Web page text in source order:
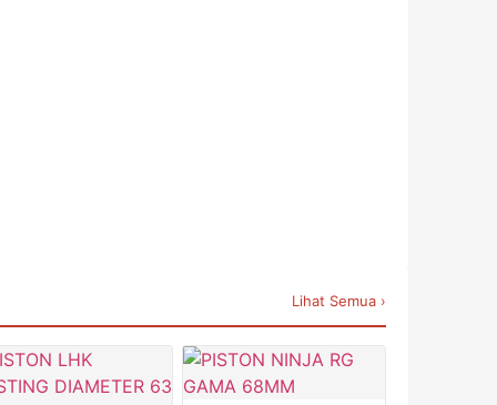
Lihat Semua ›